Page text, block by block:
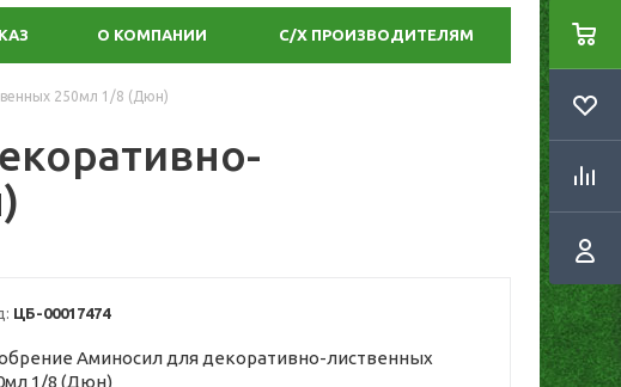
О КОМПАНИИ С/Х ПРОИЗВОДИТЕЛЯМ
250мл 1/8 (Дюн)
ЦБ-00017474
Аминосил для декоративно-лиственных
1/8 (Дюн)